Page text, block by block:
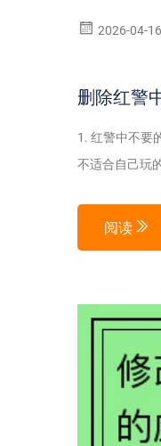
2026-04-16
删除红警
1. 红警中不要
不适合自己玩
阅读